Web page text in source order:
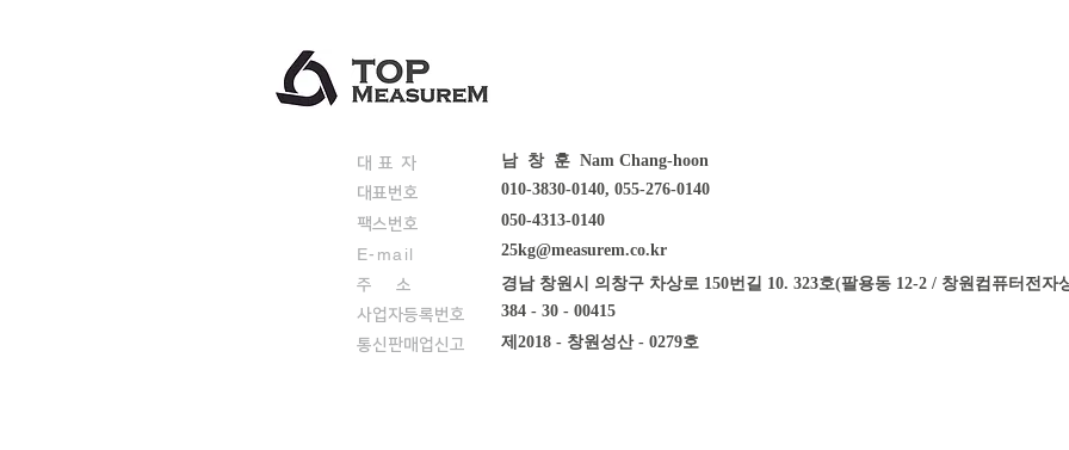
대 표 자
대표번호
남 창 훈 Nam Chang-hoon
010-3830-0140, 055-276-0140
팩스번호
E-mail
050-4313-0140
25kg@measurem.co.kr
​주 소 경남 창원시 의창구 차상로 150번길 10. 323호(팔용동 12-2 / 창원컴퓨터전자
​사업자등록번호 384 - 30 - 00415
통신판매업신고 제2018 - 창원성산 - 0279호